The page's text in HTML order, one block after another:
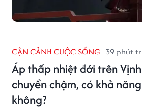
CẬN CẢNH CUỘC SỐNG 39 phút
Áp thấp nhiệt đới trên
chuyển chậm, có khả
không?